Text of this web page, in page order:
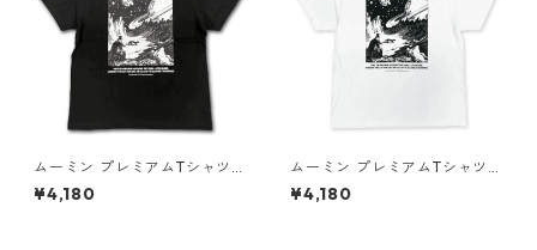
ムーミン プレミアムTシャツ
たのしい ブラック 飛行おに 8
0th 小説TEE MOOMIN グッズ
¥4,180
ムーミン プレミアムTシャツ
たのしい ホワイト 飛行おに 8
0th 小説TEE MOOMIN グッズ
¥4,180